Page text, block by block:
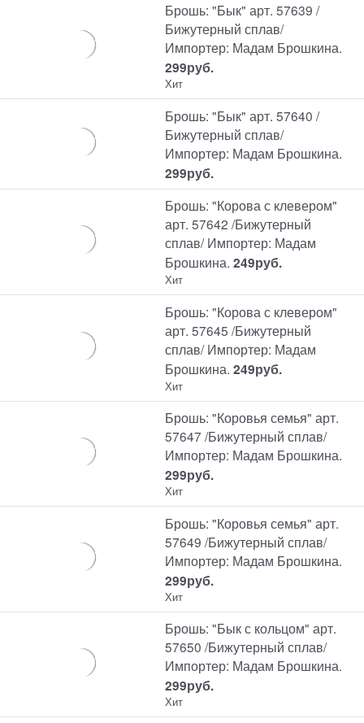
Брошь: "Бык" арт. 57639 /
Бижутерный сплав/
Импортер: Мадам Брошкина.
299руб.
Хит
Брошь: "Бык" арт. 57640 /
Бижутерный сплав/
Импортер: Мадам Брошкина.
299руб.
Брошь: "Корова с клевером"
арт. 57642 /Бижутерный
сплав/ Импортер: Мадам
Брошкина. 249руб.
Хит
Брошь: "Корова с клевером"
арт. 57645 /Бижутерный
сплав/ Импортер: Мадам
Брошкина. 249руб.
Хит
Брошь: "Коровья семья" арт.
57647 /Бижутерный сплав/
Импортер: Мадам Брошкина.
299руб.
Хит
Брошь: "Коровья семья" арт.
57649 /Бижутерный сплав/
Импортер: Мадам Брошкина.
299руб.
Хит
Брошь: "Бык с кольцом" арт.
57650 /Бижутерный сплав/
Импортер: Мадам Брошкина.
299руб.
Хит